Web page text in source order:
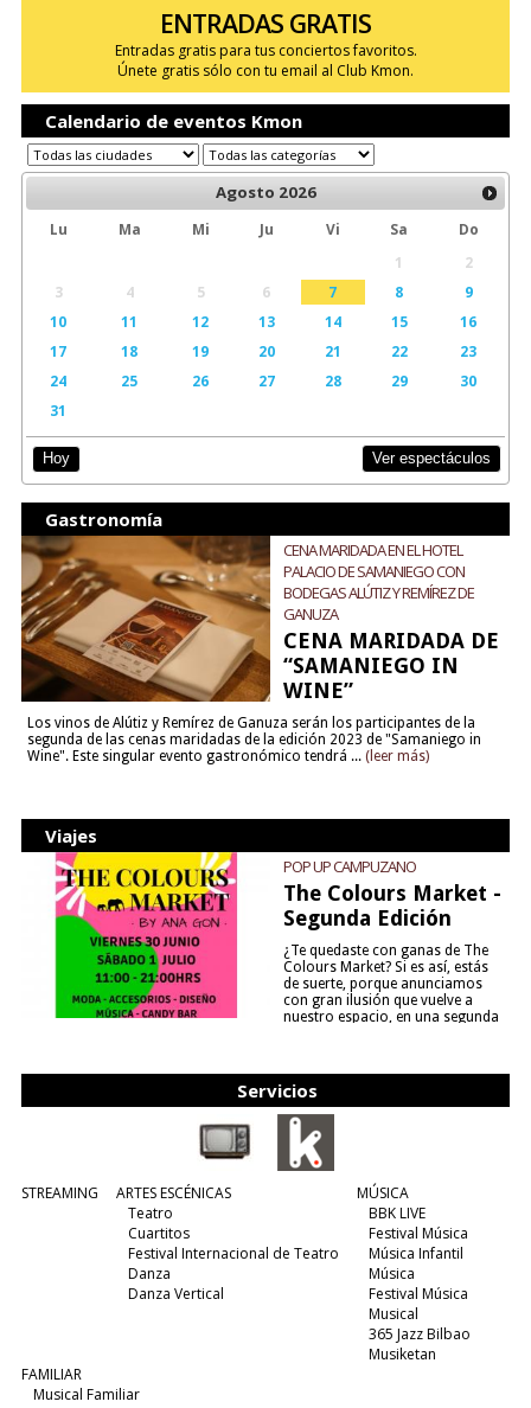
ENTRADAS GRATIS
Entradas gratis para tus conciertos favoritos.
Únete gratis sólo con tu email al Club Kmon.
Calendario de eventos Kmon
Agosto 2026
Lu Ma Mi Ju Vi Sa
Do
1
2
3
4 5 6 7 8
9
10
11 12 13 14 15
16
17
18 19 20 21 22
23
24
25 26 27 28 29
30
31
Hoy Ver espectáculos
Gastronomía
CENA MARIDADA EN EL HOTEL
PALACIO DE SAMANIEGO CON
BODEGAS ALÚTIZ Y REMÍREZ DE
GANUZA
CENA MARIDADA DE
“SAMANIEGO IN
WINE”
Los vinos de Alútiz y Remírez de Ganuza serán los participantes de la
segunda de las cenas maridadas de la edición 2023 de "Samaniego in
Wine". Este singular evento gastronómico tendrá ... (leer más)
Viajes
POP UP CAMPUZANO
The Colours Market -
Segunda Edición
¿Te quedaste con ganas de The
Colours Market? Si es así, estás
de suerte, porque anunciamos
con gran ilusión que vuelve a
nuestro espacio, en una segunda
Servicios
STREAMING
ARTES ESCÉNICAS
Teatro
Cuartitos
Festival Internacional de Teatro
Danza
Danza Vertical
MÚSICA
BBK LIVE
Festival Música
Música Infantil
Música
Festival Música
Musical
365 Jazz Bilbao
Musiketan
FAMILIAR
Musical Familiar